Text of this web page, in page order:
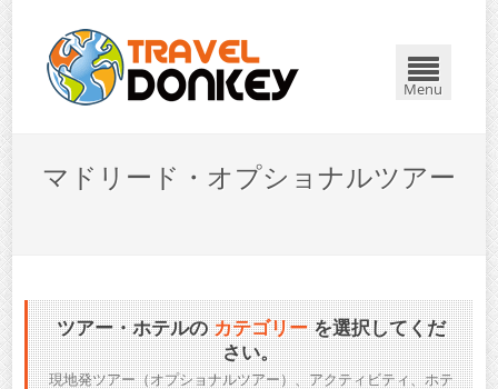
Menu
マドリード・オプショナルツアー
ツアー・ホテルのカテゴリーを選択してくだ
さい。
現地発ツアー（オプショナルツアー）、アクティビティ、ホテ